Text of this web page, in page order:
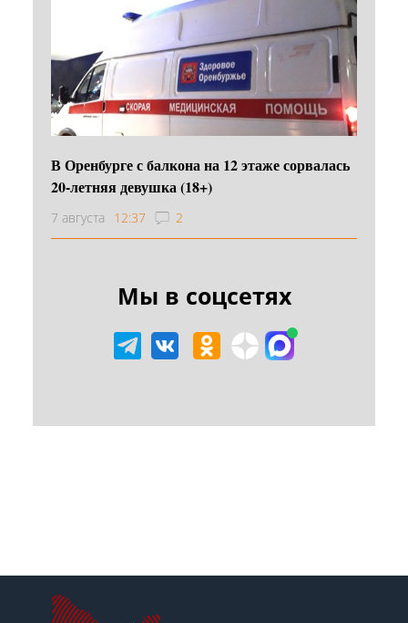
В Оренбурге с балкона на 12 этаже сорвалась
20-летняя девушка (18+)
7 августа 12:37 2
Мы в соцсетях